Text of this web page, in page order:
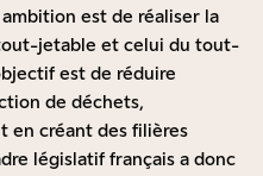
est de réaliser la
jetable et celui du tout-
est de réduire
de déchets,
en créant des filières
législatif français a donc